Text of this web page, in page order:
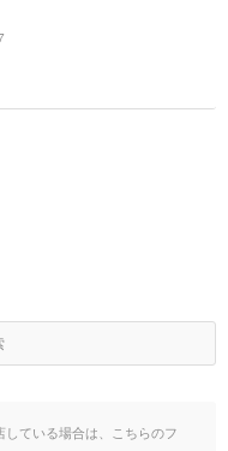
ている場合は、こちらのフ